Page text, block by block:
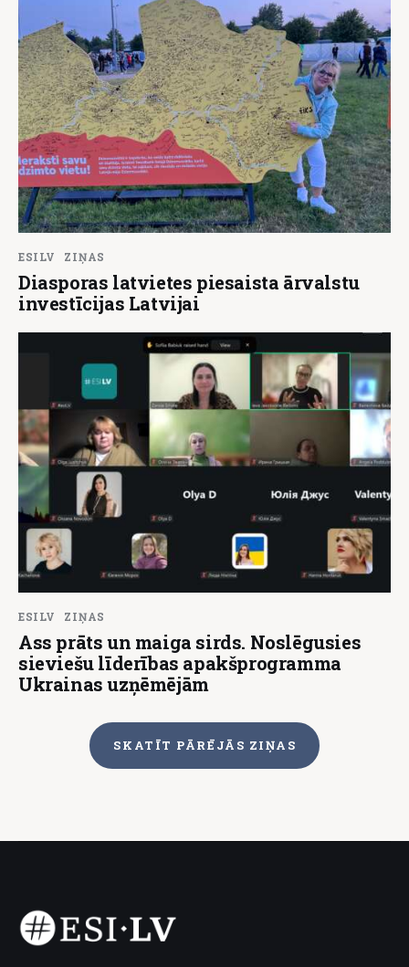
ESILV ZIŅAS
Diasporas latvietes piesaista ārvalstu
investīcijas Latvijai
ESILV ZIŅAS
Ass prāts un maiga sirds. Noslēgusies
sieviešu līderības apakšprogramma
Ukrainas uzņēmējām
SKATĪT PĀRĒJĀS ZIŅAS